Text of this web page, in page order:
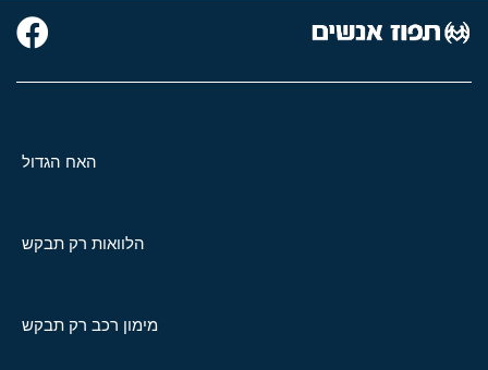
האח הגדול
הלוואות רק תבקש
מימון רכב רק תבקש